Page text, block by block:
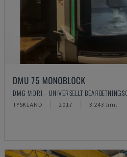
DMU 75 MONOBLOCK
DMG MORI - UNIVERSELLT
TYSKLAND 2017 3.243 tim.